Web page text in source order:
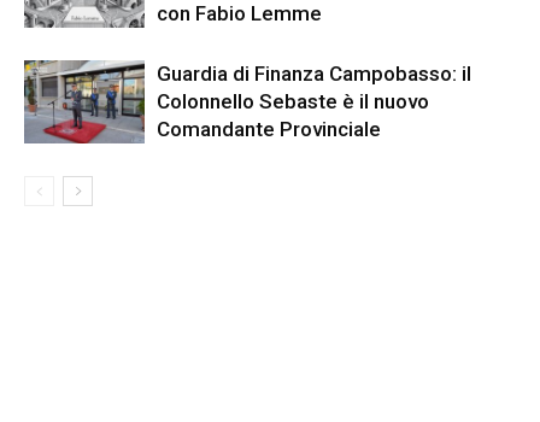
con Fabio Lemme
Guardia di Finanza Campobasso: il
Colonnello Sebaste è il nuovo
Comandante Provinciale